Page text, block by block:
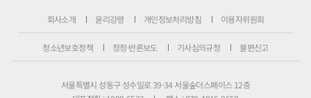
회사소개 윤리강령 개인정보처리방침 이용자위원회
청소년보호정책 정정·반론보도 기사심의규정 불편신고
서울특별시 성동구 성수일로 39-34 서울숲더스페이스 12층